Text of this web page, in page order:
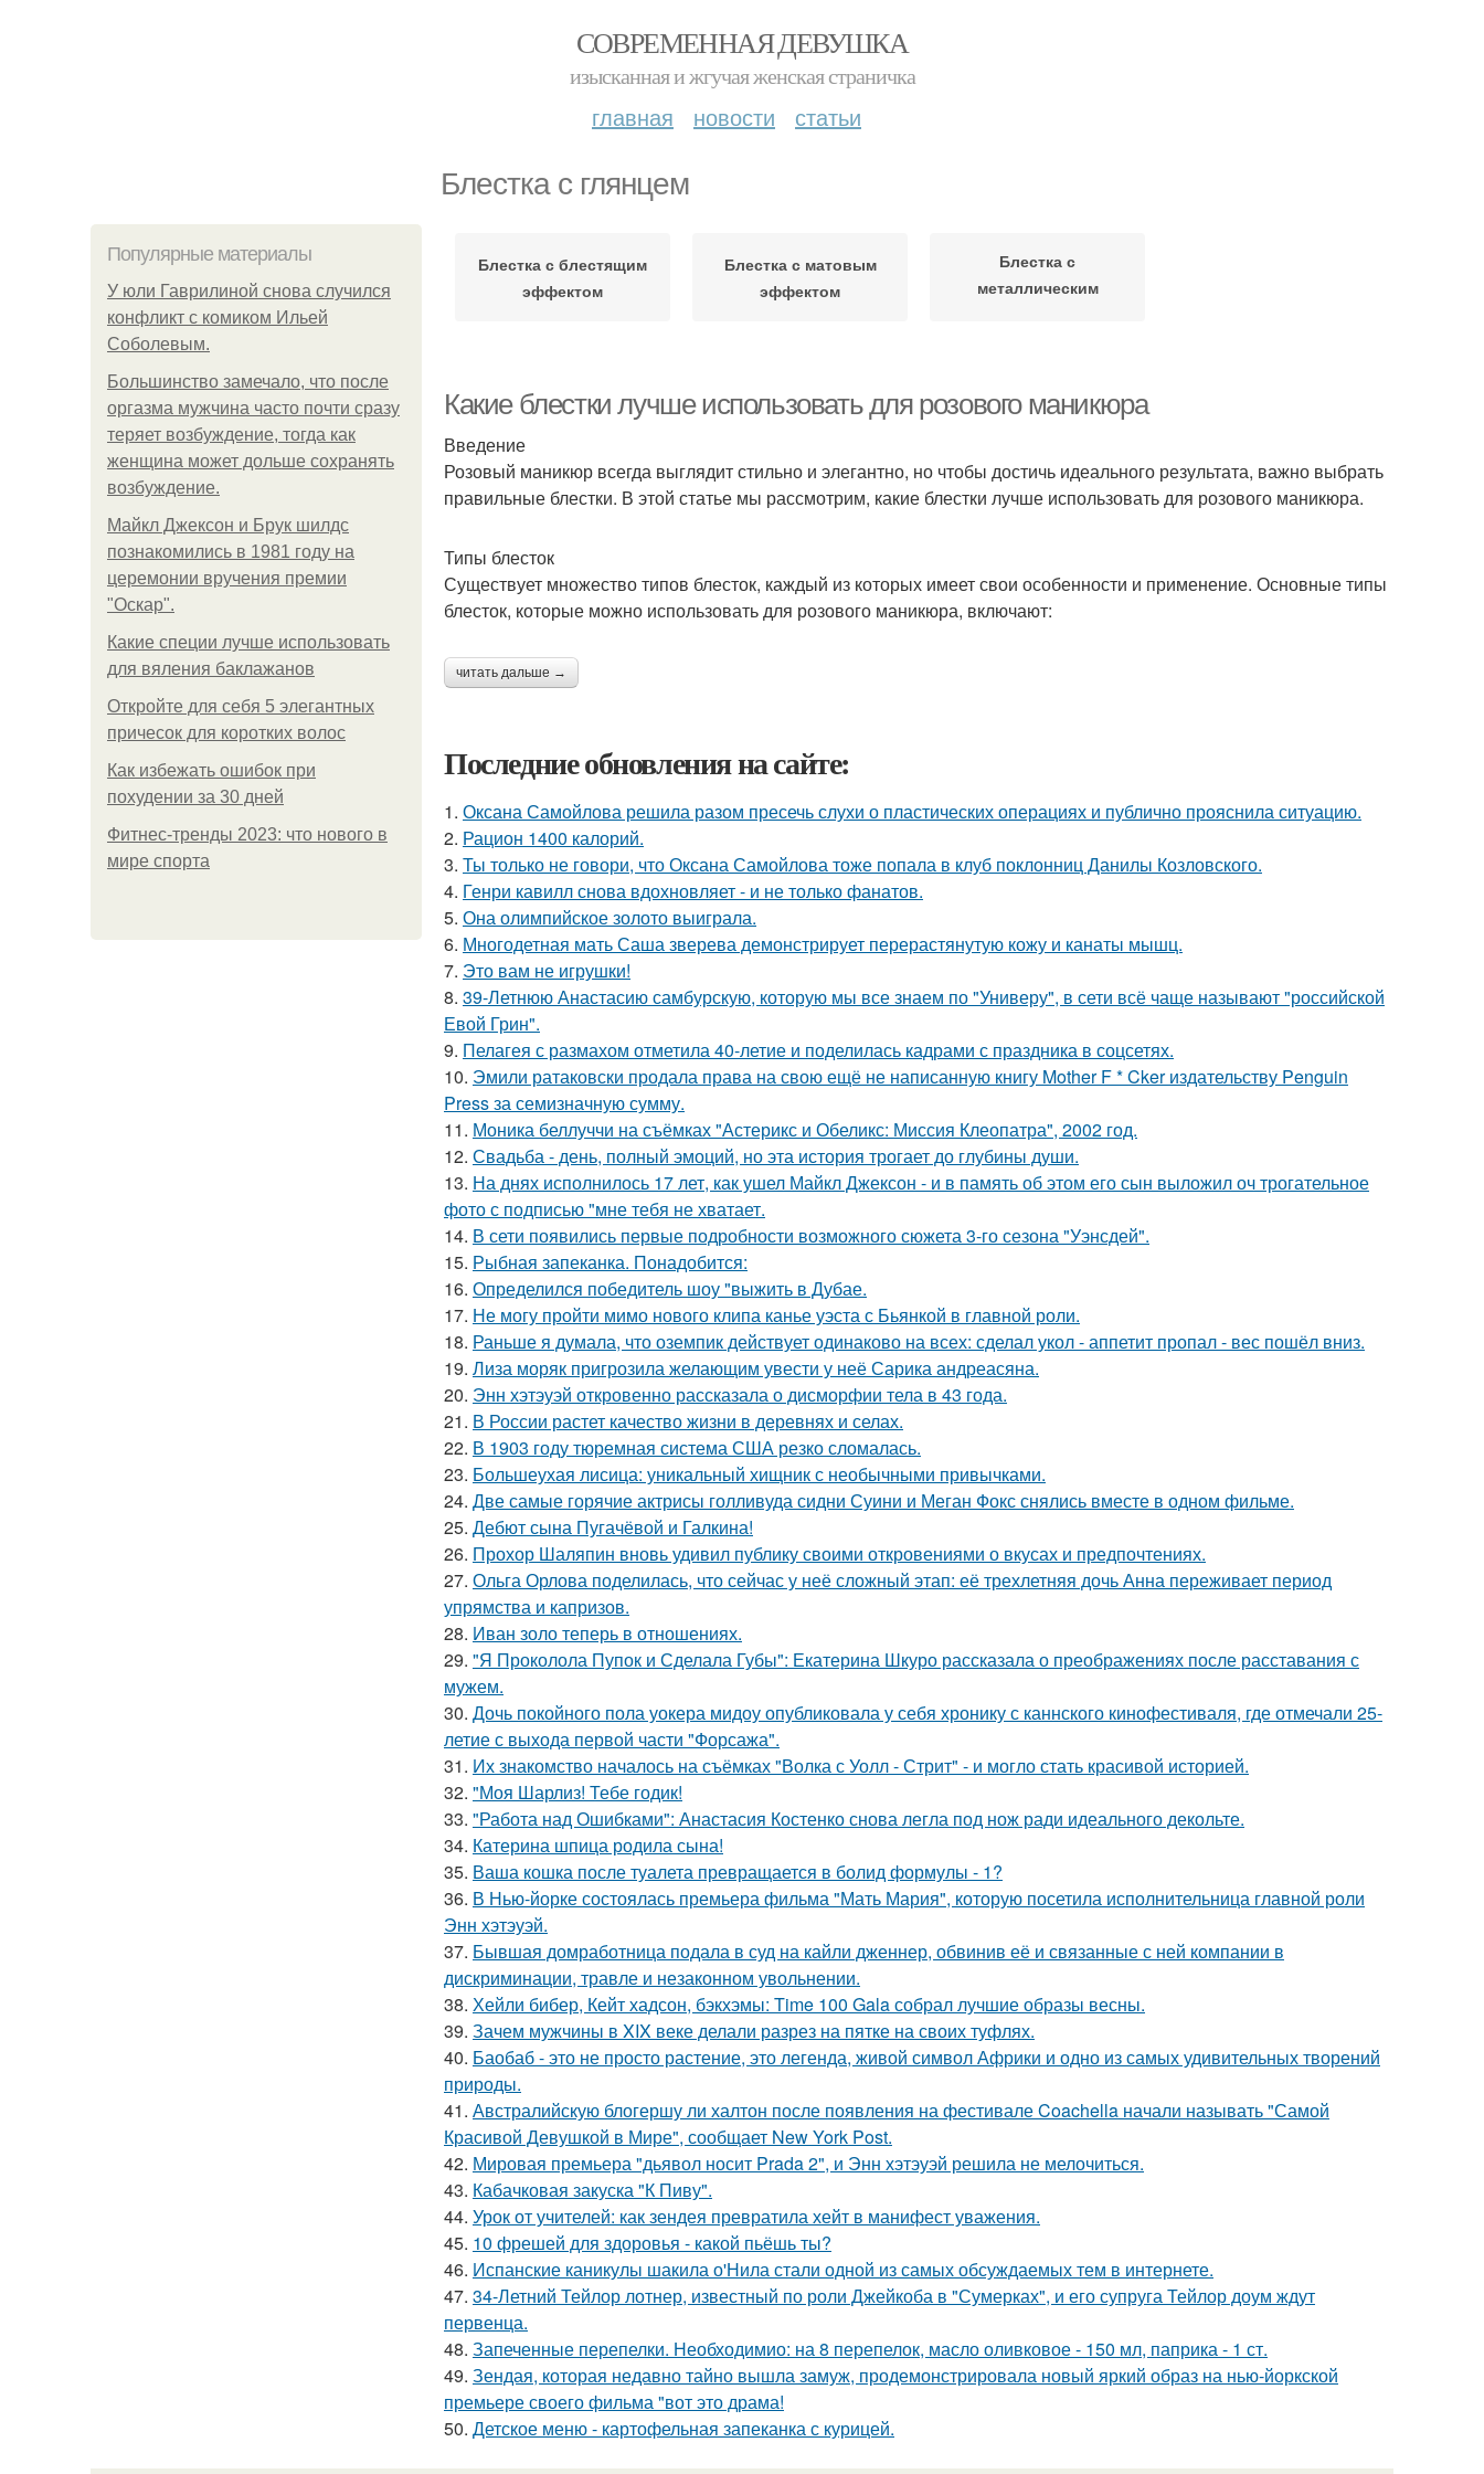
СОВРЕМЕННАЯ ДЕВУШКА
изысканная и жгучая женская страничка
главная новости статьи
Блестка с глянцем
Популярные материалы
У юли Гаврилиной снова случился
конфликт с комиком Ильей
Соболевым.
Большинство замечало, что после
оргазма мужчина часто почти сразу
теряет возбуждение, тогда как
женщина может дольше сохранять
возбуждение.
Майкл Джексон и Брук шилдс
познакомились в 1981 году на
церемонии вручения премии
"Оскар".
Какие специи лучше использовать
для вяления баклажанов
Откройте для себя 5 элегантных
причесок для коротких волос
Как избежать ошибок при
похудении за 30 дней
Фитнес-тренды 2023: что нового в
мире спорта
Блестка с блестящим
эффектом
Блестка с матовым
эффектом
Блестка с
металлическим
Какие блестки лучше использовать для розового маникюра
Введение
Розовый маникюр всегда выглядит стильно и элегантно, но чтобы достичь идеального результата, важно выбрать
правильные блестки. В этой статье мы рассмотрим, какие блестки лучше использовать для розового маникюра.
Типы блесток
Существует множество типов блесток, каждый из которых имеет свои особенности и применение. Основные типы
блесток, которые можно использовать для розового маникюра, включают:
читать дальше →
Последние обновления на сайте:
1. Оксана Самойлова решила разом пресечь слухи о пластических операциях и публично прояснила ситуацию.
2. Рацион 1400 калорий.
3. Ты только не говори, что Оксана Самойлова тоже попала в клуб поклонниц Данилы Козловского.
4. Генри кавилл снова вдохновляет - и не только фанатов.
5. Она олимпийское золото выиграла.
6. Многодетная мать Саша зверева демонстрирует перерастянутую кожу и канаты мышц.
7. Это вам не игрушки!
8. 39-Летнюю Анастасию самбурскую, которую мы все знаем по "Универу", в сети всё чаще называют "российской
Евой Грин".
9. Пелагея с размахом отметила 40-летие и поделилась кадрами с праздника в соцсетях.
10. Эмили ратаковски продала права на свою ещё не написанную книгу Mother F * Cker издательству Penguin
Press за семизначную сумму.
11. Моника беллуччи на съёмках "Астерикс и Обеликс: Миссия Клеопатра", 2002 год.
12. Свадьба - день, полный эмоций, но эта история трогает до глубины души.
13. На днях исполнилось 17 лет, как ушел Майкл Джексон - и в память об этом его сын выложил оч трогательное
фото с подписью "мне тебя не хватает.
14. В сети появились первые подробности возможного сюжета 3-го сезона "Уэнсдей".
15. Рыбная запеканка. Понадобится:
16. Определился победитель шоу "выжить в Дубае.
17. Не могу пройти мимо нового клипа канье уэста с Бьянкой в главной роли.
18. Раньше я думала, что оземпик действует одинаково на всех: сделал укол - аппетит пропал - вес пошёл вниз.
19. Лиза моряк пригрозила желающим увести у неё Сарика андреасяна.
20. Энн хэтэуэй откровенно рассказала о дисморфии тела в 43 года.
21. В России растет качество жизни в деревнях и селах.
22. В 1903 году тюремная система США резко сломалась.
23. Большеухая лисица: уникальный хищник с необычными привычками.
24. Две самые горячие актрисы голливуда сидни Суини и Меган Фокс снялись вместе в одном фильме.
25. Дебют сына Пугачёвой и Галкина!
26. Прохор Шаляпин вновь удивил публику своими откровениями о вкусах и предпочтениях.
27. Ольга Орлова поделилась, что сейчас у неё сложный этап: её трехлетняя дочь Анна переживает период
упрямства и капризов.
28. Иван золо теперь в отношениях.
29. "Я Проколола Пупок и Сделала Губы": Екатерина Шкуро рассказала о преображениях после расставания с
мужем.
30. Дочь покойного пола уокера мидоу опубликовала у себя хронику с каннского кинофестиваля, где отмечали 25-
летие с выхода первой части "Форсажа".
31. Их знакомство началось на съёмках "Волка с Уолл - Стрит" - и могло стать красивой историей.
32. "Моя Шарлиз! Тебе годик!
33. "Работа над Ошибками": Анастасия Костенко снова легла под нож ради идеального декольте.
34. Катерина шпица родила сына!
35. Ваша кошка после туалета превращается в болид формулы - 1?
36. В Нью-йорке состоялась премьера фильма "Мать Мария", которую посетила исполнительница главной роли
Энн хэтэуэй.
37. Бывшая домработница подала в суд на кайли дженнер, обвинив её и связанные с ней компании в
дискриминации, травле и незаконном увольнении.
38. Хейли бибер, Кейт хадсон, бэкхэмы: Time 100 Gala собрал лучшие образы весны.
39. Зачем мужчины в XIX веке делали разрез на пятке на своих туфлях.
40. Баобаб - это не просто растение, это легенда, живой символ Африки и одно из самых удивительных творений
природы.
41. Австралийскую блогершу ли халтон после появления на фестивале Coachella начали называть "Самой
Красивой Девушкой в Мире", сообщает New York Post.
42. Мировая премьера "дьявол носит Prada 2", и Энн хэтэуэй решила не мелочиться.
43. Кабачковая закуска "К Пиву".
44. Урок от учителей: как зендея превратила хейт в манифест уважения.
45. 10 фрешей для здоровья - какой пьёшь ты?
46. Испанские каникулы шакила о'Нила стали одной из самых обсуждаемых тем в интернете.
47. 34-Летний Тейлор лотнер, известный по роли Джейкоба в "Сумерках", и его супруга Тейлор доум ждут
первенца.
48. Запеченные перепелки. Необходимио: на 8 перепелок, масло оливковое - 150 мл, паприка - 1 ст.
49. Зендая, которая недавно тайно вышла замуж, продемонстрировала новый яркий образ на нью-йоркской
премьере своего фильма "вот это драма!
50. Детское меню - картофельная запеканка с курицей.